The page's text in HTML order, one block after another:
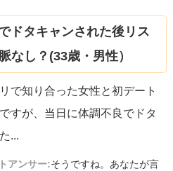
ドタキャンされた後リス
なし？(33歳・男性）
で知り合った女性と初デート
すが、当日に体調不良でドタ
...
アンサー:そうですね。あなたが言